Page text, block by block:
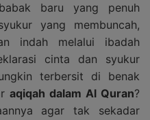
baru yang penuh
yang membuncah,
indah melalui ibadah
cinta dan syukur
terbersit di benak
aqiqah dalam Al Quran?
agar tak sekadar